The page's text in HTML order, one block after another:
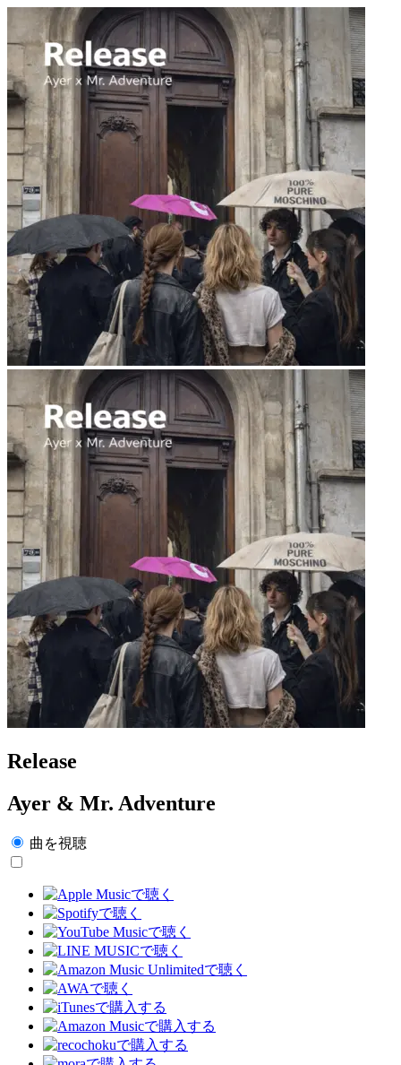
Release
Ayer & Mr. Adventure
曲を視聴